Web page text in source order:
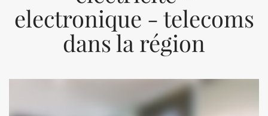
electronique - telecoms
dans la région